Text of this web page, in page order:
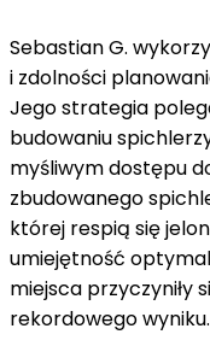
Sebastian G.
i zdolności
Jego strategia
budowaniu
myśliwym dostępu
zbudowanego
której respią się
umiejętność
miejsca przyczyniły
rekordowego wyniku.